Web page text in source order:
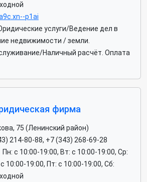
p1ai
услуги/Ведение дел в
недвижимости / земли.
Наличный расчёт. Оплата
фирма
75 (Ленинский район)
214-80-88, +7 (343) 268-69-28
Пн: c 10:00-19:00, Вт: c 10:00-19:00, Ср:
10:00-19:00, Пт: c 10:00-19:00, Сб: